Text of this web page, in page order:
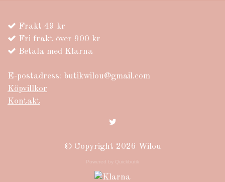
Frakt 49 kr
Fri frakt över 900 kr
Betala med Klarna
E-postadress: butikwilou@gmail.com
Köpvillkor
Kontakt
© Copyright 2026 Wilou
Powered by Quickbutik